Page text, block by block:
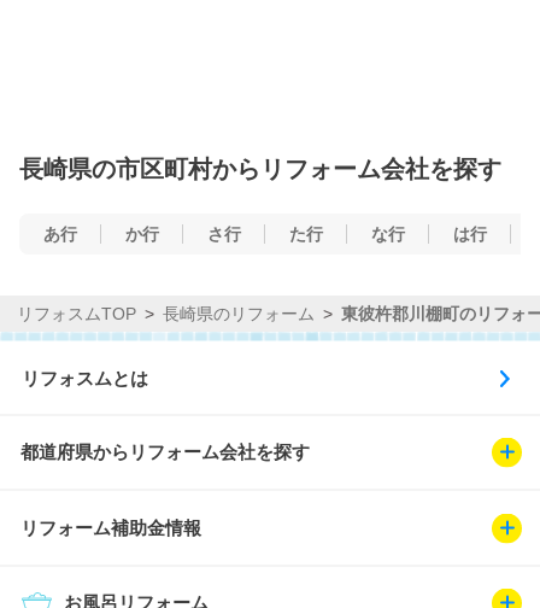
長崎県の市区町村からリフォーム会社を探す
あ行 か行 さ行 た行 な行 は行
リフォスムTOP 長崎県のリフォーム 東彼杵郡川棚町のリフォ
リフォスムとは
都道府県からリフォーム会社を探す
リフォーム補助金情報
お風呂リフォーム